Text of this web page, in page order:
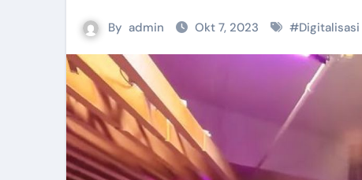
By admin Okt 7, 2023 #Digitalisasi